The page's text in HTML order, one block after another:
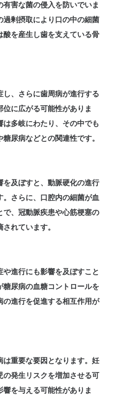
害な菌の侵入を防いでいま
剰摂取により口の中の細菌
を産生し歯を支えている骨
、さらに歯周病が進行する
に広がる可能性がありま
多岐にわたり、その中でも
尿病などとの関連性です。
及ぼすと、動脈硬化の進行
さらに、口腔内の細菌が血
、冠動脈疾患や心筋梗塞の
れています。
や進行にも影響を及ぼすこと
尿病の血糖コントロールを
の進行を促進する相互作用が
重要な要因となります。妊
発生リスクを増加させる可
を与える可能性がありま